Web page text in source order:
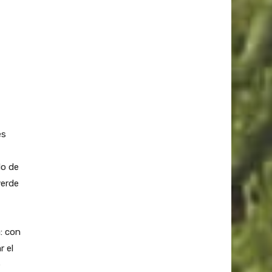
de
con
el